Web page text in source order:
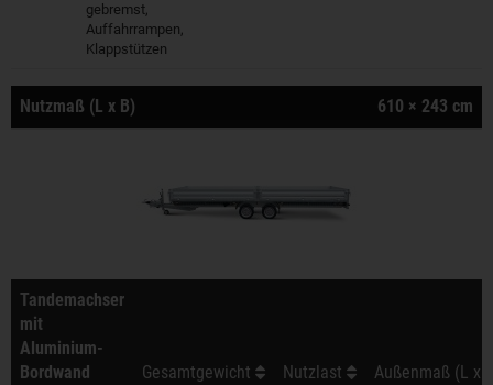
gebremst,
Auffahrrampen,
Klappstützen
Nutzmaß (L x B) 610 × 243 cm
Tandemachser
mit
Aluminium-
Bordwand
Gesamtgewicht Nutzlast Außenmaß (L x